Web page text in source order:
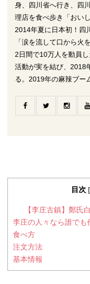
身、四川省へ行き、四
理店を食べ歩き「おい
2014年夏に日本初！四
「涙を流して口から火
2日間で10万人を動員
活動が実を結び、2018
る。2019年の麻辣ブー
目次 [
【李庄古鎮】鄭氏
李庄の人々なら誰でも
食べ方
注文方法
基本情報